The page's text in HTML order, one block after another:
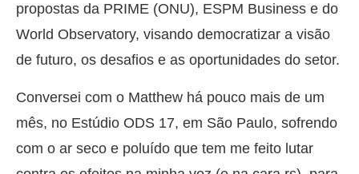
propostas da PRIME (ONU), ESPM Business e do
World Observatory, visando democratizar a visão
de futuro, os desafios e as oportunidades do setor.
Conversei com o Matthew há pouco mais de um
mês, no Estúdio ODS 17, em São Paulo, sofrendo
com o ar seco e poluído que tem me feito lutar